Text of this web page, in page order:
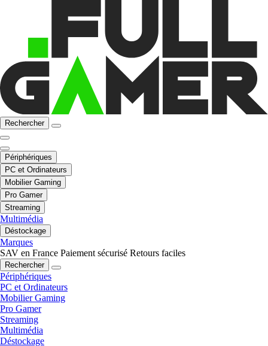
Rechercher
Périphériques
PC et Ordinateurs
Mobilier Gaming
Pro Gamer
Streaming
Multimédia
Déstockage
Marques
SAV en France Paiement sécurisé Retours faciles
Rechercher
Périphériques
PC et Ordinateurs
Mobilier Gaming
Pro Gamer
Streaming
Multimédia
Déstockage